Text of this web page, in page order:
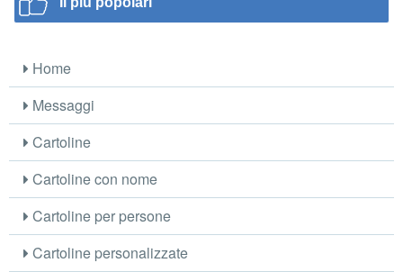
Home
Messaggi
Cartoline
Cartoline con nome
Cartoline per persone
Cartoline personalizzate